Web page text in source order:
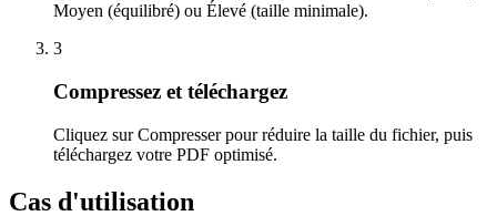
Moyen (équilibré) ou Élevé (taille minimale).
3
Compressez et téléchargez
Cliquez sur Compresser pour réduire la taille du fichier, puis
téléchargez votre PDF optimisé.
Cas d'utilisation